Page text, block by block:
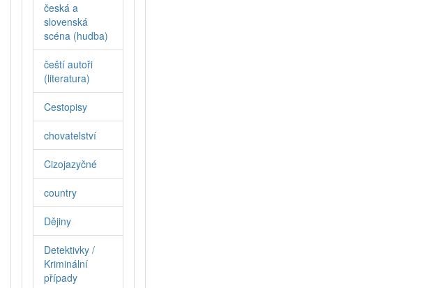
česká a
slovenská
scéna (hudba)
čeští autoři
(literatura)
Cestopisy
chovatelství
Cizojazyčné
country
Dějiny
Detektivky /
Kriminální
případy